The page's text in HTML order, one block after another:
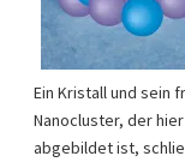
Ein Kristall und sein
Nanocluster, der
abgebildet ist,